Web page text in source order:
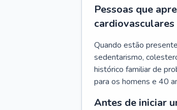
Pessoas que
cardiovasculares
Quando estão
sedentarismo,
histórico familiar de
para os homens e 40
Antes de iniciar